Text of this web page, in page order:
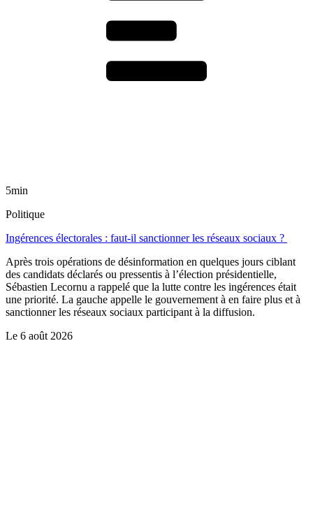
5min
Politique
Ingérences électorales : faut-il sanctionner les réseaux sociaux ?
Après trois opérations de désinformation en quelques jours ciblant
des candidats déclarés ou pressentis à l’élection présidentielle,
Sébastien Lecornu a rappelé que la lutte contre les ingérences était
une priorité. La gauche appelle le gouvernement à en faire plus et à
sanctionner les réseaux sociaux participant à la diffusion.
Le 6 août 2026